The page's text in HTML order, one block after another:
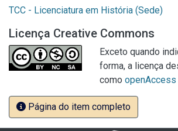
TCC - Licenciatura em História (Sede)
Licença Creative Commons
Exceto quando
forma, a licença
como openAccess
Página do item completo